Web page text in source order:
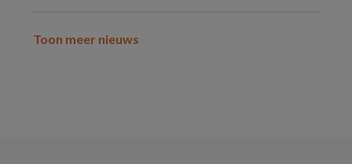
Toon meer nieuws